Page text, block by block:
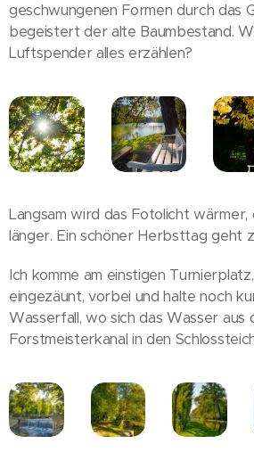
geschwungenen Formen durch das
begeistert der alte Baumbestand.
Luftspender alles erzählen?
Langsam wird das Fotolicht
länger. Ein schöner Herbsttag geht
Ich komme am einstigen
eingezäunt, vorbei und halte noch
Wasserfall, wo sich das Wasser aus
Forstmeisterkanal in den